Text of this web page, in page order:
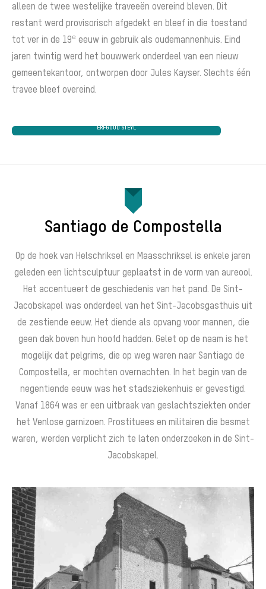
alleen de twee westelijke traveeën overeind bleven. Dit
restant werd provisorisch afgedekt en bleef in die toestand
tot ver in de 19e eeuw in gebruik als oudemannenhuis. Eind
jaren twintig werd het bouwwerk onderdeel van een nieuw
gemeentekantoor, ontworpen door Jules Kayser. Slechts één
travee bleef overeind.
ERFGOUD STEYL
Santiago de Compostella
Op de hoek van Helschriksel en Maasschriksel is enkele jaren
geleden een lichtsculptuur geplaatst in de vorm van aureool.
Het accentueert de geschiedenis van het pand. De Sint-
Jacobskapel was onderdeel van het Sint-Jacobsgasthuis uit
de zestiende eeuw. Het diende als opvang voor mannen, die
geen dak boven hun hoofd hadden. Gelet op de naam is het
mogelijk dat pelgrims, die op weg waren naar Santiago de
Compostella, er mochten overnachten. In het begin van de
negentiende eeuw was het stadsziekenhuis er gevestigd.
Vanaf 1864 was er een uitbraak van geslachtsziekten onder
het Venlose garnizoen. Prostituees en militairen die besmet
waren, werden verplicht zich te laten onderzoeken in de Sint-
Jacobskapel.